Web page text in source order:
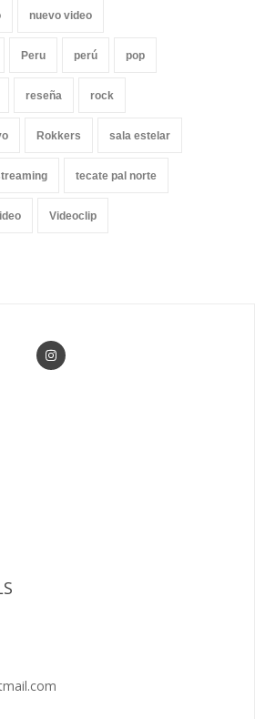
nuevo video
Peru perú pop
reseña rock
Rokkers sala estelar
tecate pal norte
Videoclip